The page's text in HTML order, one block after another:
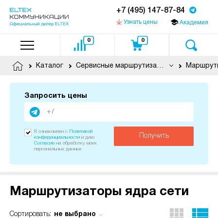
+7 (495) 147-87-84
Узнать цены Академия
0 0
Каталог Сервисные маршрутизаторы
Запросить цены
Получить
Я ознакомлен с
Политикой
конфиденциальности и даю
Согласие на обработку моих
персональных данных
Маршрутизаторы ядра сети
Сортировать: не выбрано